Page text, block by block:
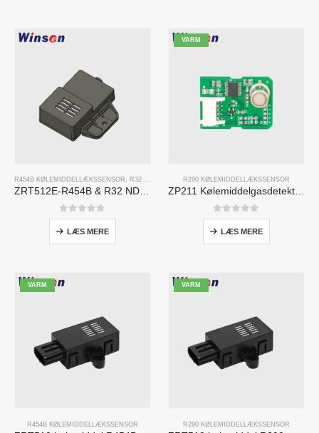
R454B KØLEMIDDELLÆKSSENSOR , R32 KØLEMIDDELLÆKSSENSOR
ZRT512E-R454B & R32 NDIR Refrigerant Detection Module, RS485 HVAC Sensor, UL/IEC Certified
0ud af 5
LÆS MERE
VARM
R290 KØLEMIDDELLÆKSSENSOR
ZP211 Kølemiddelgasdetektionsmodul-Sensor med høj følsomhed til detektion af kølemiddellækage
0ud af 5
LÆS MERE
VARM
R454B KØLEMIDDELLÆKSSENSOR
VARM
R290 KØLEMIDDELLÆKSSENSOR